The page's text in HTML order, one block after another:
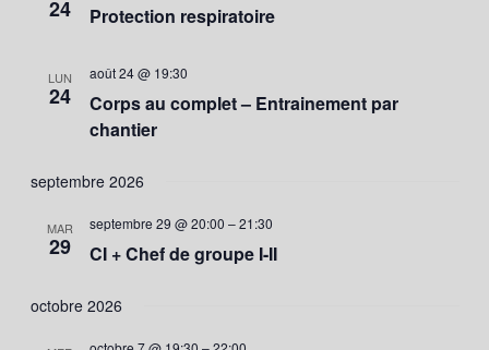
24 Protection respiratoire
LUN
24
août 24 @ 19:30
Corps au complet – Entrainement par
chantier
septembre 2026
MAR
29
septembre 29 @ 20:00 –21:30
CI + Chef de groupe I-II
octobre 2026